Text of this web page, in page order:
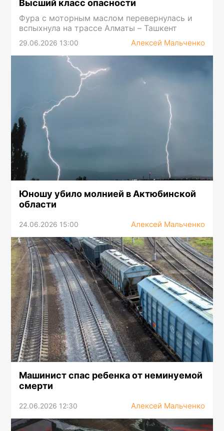
Высший класс опасности
Фура с моторным маслом перевернулась и
вспыхнула на трассе Алматы – Ташкент
29.06.2026 13:00 Алексей Мальченко
Юношу убило молнией в Актюбинской
области
24.06.2026 15:00 Алексей Мальченко
Машинист спас ребенка от неминуемой
смерти
22.06.2026 12:30 Алексей Мальченко